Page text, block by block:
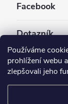
Používáme
prohlížení webu
zlepšovali jeho
Facebook
Dotazník
Jaký styl